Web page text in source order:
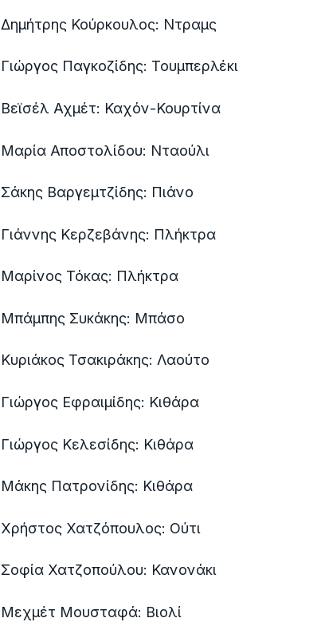
Δημήτρης Κούρκουλος: Ντραμς
Γιώργος Παγκοζίδης: Τουμπερλέκι
Βεϊσέλ Αχμέτ: Καχόν-Κουρτίνα
Μαρία Αποστολίδου: Νταούλι
Σάκης Βαργεμτζίδης: Πιάνο
Γιάννης Κερζεβάνης: Πλήκτρα
Μαρίνος Τόκας: Πλήκτρα
Μπάμπης Συκάκης: Μπάσο
Κυριάκος Τσακιράκης: Λαούτο
Γιώργος Εφραιμίδης: Κιθάρα
Γιώργος Κελεσίδης: Κιθάρα
Μάκης Πατρονίδης: Κιθάρα
Χρήστος Χατζόπουλος: Ούτι
Σοφία Χατζοπούλου: Κανονάκι
Μεχμέτ Μουσταφά: Βιολί